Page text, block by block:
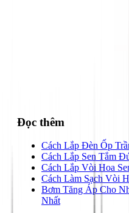
Đọc thêm
Cách Lắp Đèn Ốp
Cách Lắp Sen Tắm
Cách Lắp Vòi Hoa
Cách Làm Sạch Vòi
Bơm Tăng Áp Cho
Nhất